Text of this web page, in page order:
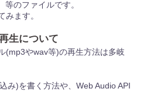
のファイルです。
みます。
生について
(mp3やwav等)の再生方法は多岐
み)を書く方法や、Web Audio API